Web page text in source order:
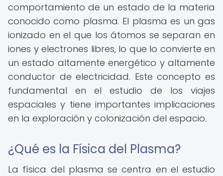
comportamiento de un estado de la materia
conocido como plasma. El plasma es un gas
ionizado en el que los átomos se separan en
iones y electrones libres, lo que lo convierte en
un estado altamente energético y altamente
conductor de electricidad. Este concepto es
fundamental en el estudio de los viajes
espaciales y tiene importantes implicaciones
en la exploración y colonización del espacio.
¿Qué es la Física del Plasma?
La física del plasma se centra en el estudio